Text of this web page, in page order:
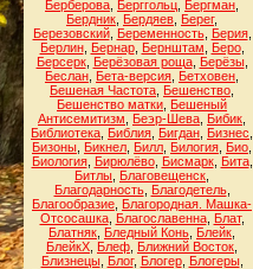
Берберова Берггольц Бергман
Бердник Бердяев Берег,
Березовский, Беременность, Берия,
Берлин, Бернар, Бернштам Беро,
Берсерк, Берёзовая роща, Берёзы,
Беслан Бета-версия Бетховен
Бешеная Частота Бешенство
Бешенство матки Бешеный
Антисемитизм
Беэр-Шева Бибик
Библиотека Библия Бигдан Бизнес
Бизоны Бикнел Билл Билогия Био
Биология, Бирюлёво, Бисмарк, Бита,
Битлы Благовещенск
Благодарность, Благодетель,
Благообразие Благородная. Машка-
Отсосашка, Благославенна, Блат,
Блатняк Бледный Конь Блейк
БлейкХ Блеф Ближний Восток
Близнецы, Блог, Блогер, Блогеры,